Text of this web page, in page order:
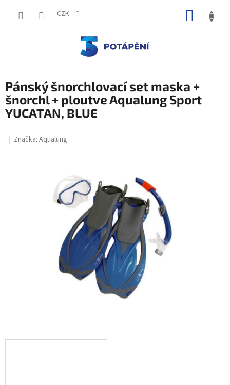
CZK
Pánský šnorchlovací set maska +
šnorchl + ploutve Aqualung Sport
YUCATAN, BLUE
Značka: Aqualung